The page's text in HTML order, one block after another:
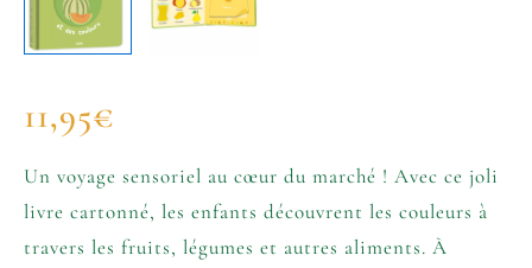
11,95€
Un voyage sensoriel au cœur du marché ! Avec ce joli
livre cartonné, les enfants découvrent les couleurs à
travers les fruits, légumes et autres aliments. À